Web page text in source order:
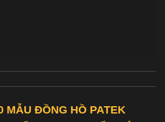
MẪU ĐỒNG HỒ PATEK